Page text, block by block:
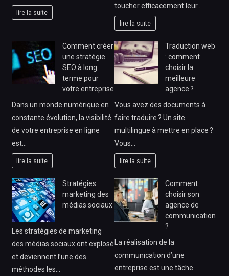
lire la suite
toucher efficacement leur…
lire la suite
Comment créer
une stratégie
SEO à long
terme pour
votre entreprise
Dans un monde numérique en
constante évolution, la visibilité
de votre entreprise en ligne
est…
lire la suite
Traduction web
: comment
choisir la
meilleure
agence ?
Vous avez des documents à
faire traduire ? Un site
multilingue à mettre en place ?
Vous…
lire la suite
Stratégies
marketing des
médias sociaux
Les stratégies de marketing
des médias sociaux ont explosé
et deviennent l’une des
méthodes les…
Comment
choisir son
agence de
communication
?
La réalisation de la
communication d’une
entreprise est une tâche